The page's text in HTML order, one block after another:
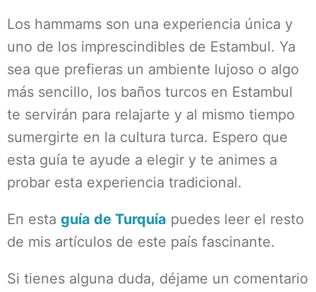
Los hammams son una experiencia única y
uno de los imprescindibles de Estambul. Ya
sea que prefieras un ambiente lujoso o algo
más sencillo, los baños turcos en Estambul
te servirán para relajarte y al mismo tiempo
sumergirte en la cultura turca. Espero que
esta guía te ayude a elegir y te animes a
probar esta experiencia tradicional.
En esta guía de Turquía puedes leer el resto
de mis artículos de este país fascinante.
Si tienes alguna duda, déjame un comentario